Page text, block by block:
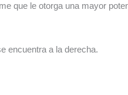
que le otorga una mayor
encuentra a la derecha.